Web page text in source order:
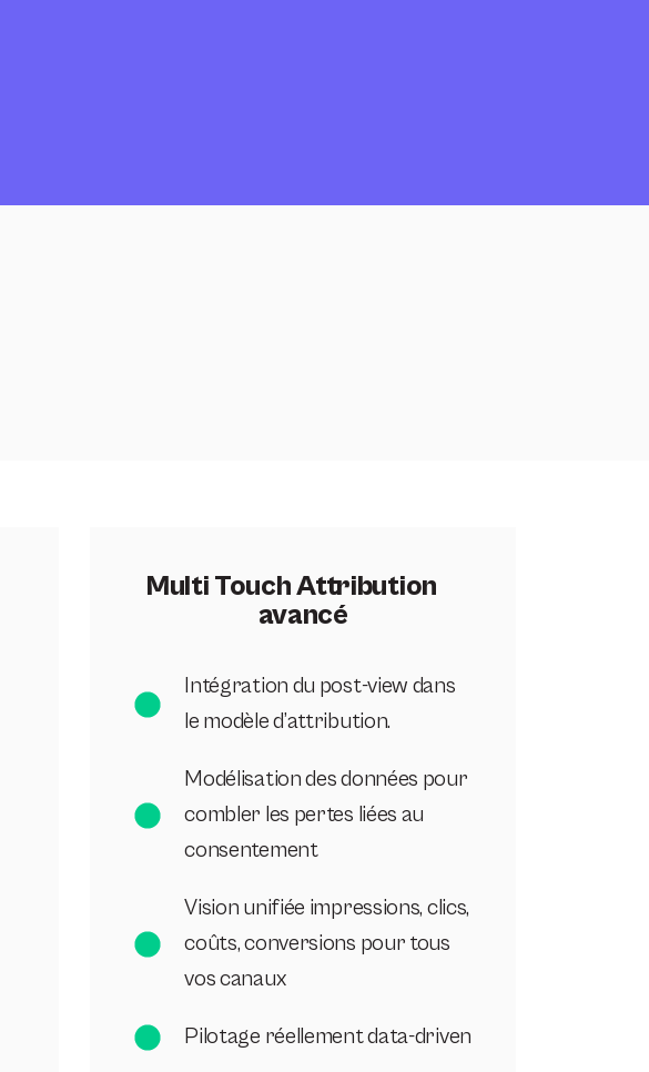
Multi Touch Attribution
avancé
Intégration du post-view dans
le modèle d’attribution.
Modélisation des données pour
combler les pertes liées au
consentement
Vision unifiée impressions, clics,
coûts, conversions pour tous
vos canaux
Pilotage réellement data-driven